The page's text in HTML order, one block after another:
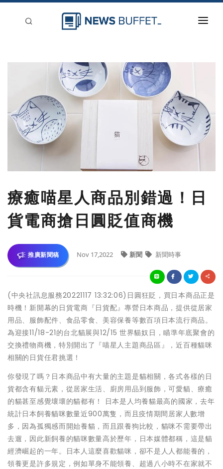
刊登
療癒喵星人商品別錯過！日
貨電商搶日圓貶值商機
推廣新聞稿 Nov 17,2022 新聞 新聞時事
(中央社訊息服務20221117 13:32:06)日圓狂貶，買日本商品正是
時機！新開幕的日貨電商『日貨配』專營日本商品，提供從居家
用品、服飾配件、食品零食、美容保養等數百項日本流行商品。
為迎接11/18-21的台北貓展與12/15 世界貓奴日，瞄準年底聚會的
交換禮物商機，特別開出了『喵星人主題商品區』，近百種貓咪
相關的日貨任君挑選！
你發現了嗎？日本商品中有大量的主題是貓相關，各式各樣的日
貨都含有貓元素，從居家生活、廚房用品到服飾，可愛貓、療癒
的貓甚至感覺壞壞的貓都有！ 日本是人均養貓最高的國家，去年
統計日本飼養貓咪數量近900萬隻，而且疫情期間居家人數增
多，因為孤獨感而開始養貓，而且跟養狗比較，貓咪不需要帶出
去遛，因此新飼養的貓咪數量高於歷年，日本媒體都稱，這是貓
經濟崛起的一年。日本人這麼喜歡貓咪，卻不是人人都能養的，
領養更是許多規定，例如單身不能領養、超過八小時不在家就不